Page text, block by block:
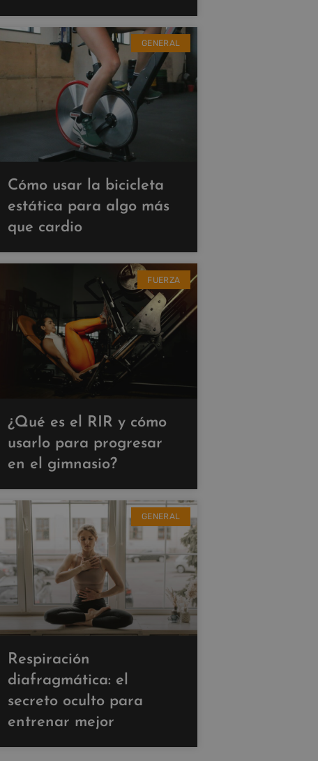
GENERAL
Cómo usar la bicicleta
estática para algo más
que cardio
FUERZA
¿Qué es el RIR y cómo
usarlo para progresar
en el gimnasio?
GENERAL
Respiración
diafragmática: el
secreto oculto para
entrenar mejor